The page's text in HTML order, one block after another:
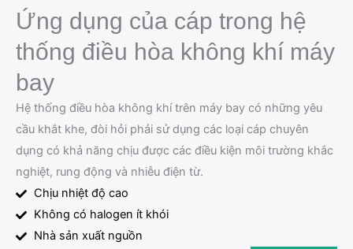
Ứng dụng của cáp trong hệ
thống điều hòa không khí máy
bay
Hệ thống điều hòa không khí trên máy bay có những yêu
cầu khắt khe, đòi hỏi phải sử dụng các loại cáp chuyên
dụng có khả năng chịu được các điều kiện môi trường khắc
nghiệt, rung động và nhiễu điện từ.
Chịu nhiệt độ cao
Không có halogen ít khói
Nhà sản xuất nguồn